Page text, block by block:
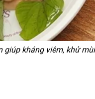
giúp kháng viêm, khử mùi